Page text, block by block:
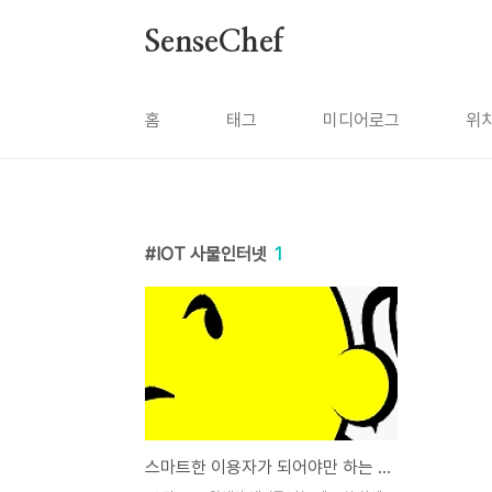
SenseChef
홈 태그 미디어로그 위
IOT 사물인터넷 1
스마트한 이용자가 되어야만 하는 이유들